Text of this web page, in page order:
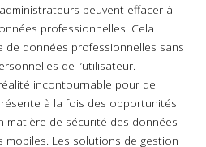
peuvent effacer à
professionnelles. Cela
de données professionnelles sans
de l’utilisateur.
incontournable pour de
à la fois des opportunités
matière de sécurité des données
mobiles. Les solutions de gestion